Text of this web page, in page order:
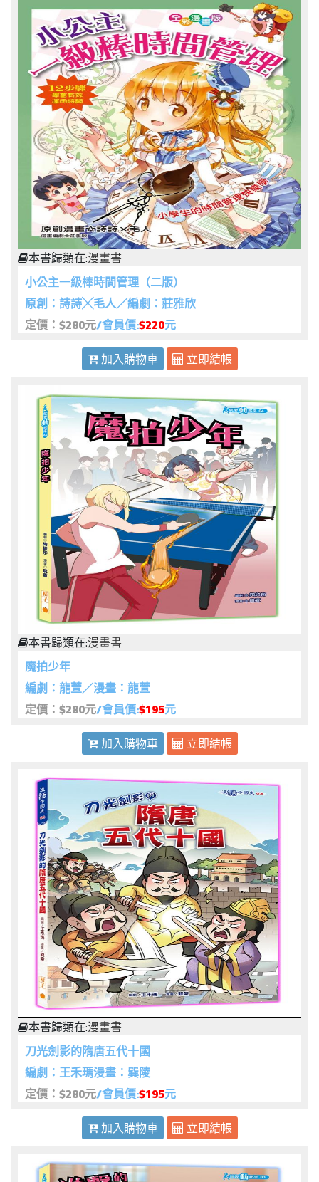
本書歸類在:漫畫書
小公主一級棒時間管理（二版）
原創：詩詩╳毛人／編劇：莊雅欣
定價：$280元/會員價:$220元
加入購物車
立即結帳
本書歸類在:漫畫書
魔拍少年
編劇：龍萱／漫畫：龍萱
定價：$280元/會員價:$195元
加入購物車
立即結帳
本書歸類在:漫畫書
刀光劍影的隋唐五代十國
編劇：王禾瑪漫畫：巽陵
定價：$280元/會員價:$195元
加入購物車
立即結帳